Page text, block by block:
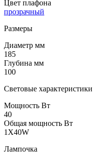
Цвет плафона
прозрачный
Размеры
Диаметр мм
185
Глубина мм
100
Световые характеристики
Мощность Вт
40
Общая мощность Вт
1X40W
Лампочка